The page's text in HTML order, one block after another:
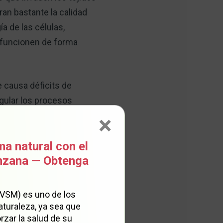
bastante la calidad
de las células,
de forma
causa déficits de
los procesos
el inflamasoma de
inflamatoria. Esto no
del cáncer porque
×
natural con el
— Obtenga
es uno de los
ya sea que
la salud de su